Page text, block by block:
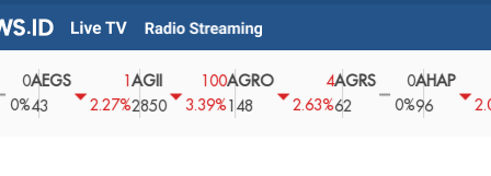
2.27%2850
100
3.39%
AGRO
148
2.63%
AGRS
62
0AHAP
2.04%